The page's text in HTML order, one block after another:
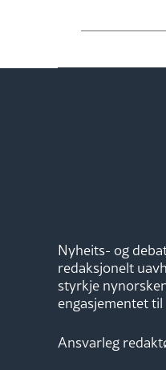
Nyheits- og
redaksjonelt
styrkje
engasjementet til
Ansvarleg